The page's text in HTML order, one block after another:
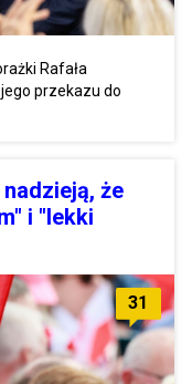
Rafała
przekazu do
że
i "lekki
31